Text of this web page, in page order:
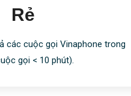
Rẻ
các cuộc gọi Vinaphone trong
gọi < 10 phút).